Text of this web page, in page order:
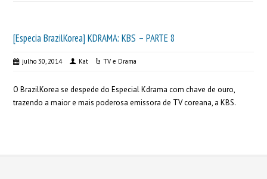
[Especia BrazilKorea] KDRAMA: KBS – PARTE 8
julho 30, 2014 Kat TV e Drama
O BrazilKorea se despede do Especial Kdrama com chave de ouro,
trazendo a maior e mais poderosa emissora de TV coreana, a KBS.